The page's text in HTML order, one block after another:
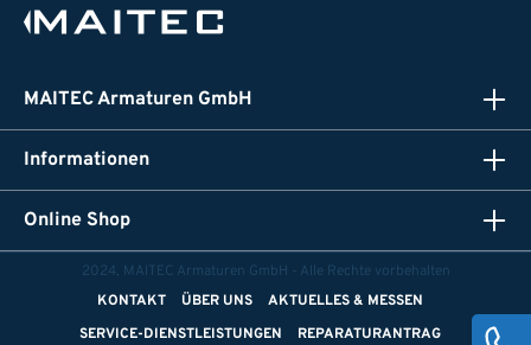
MAITEC Armaturen GmbH
Informationen
Online Shop
2024, MAITEC Armaturen GmbH - Alle Rechte vorbehalten
KONTAKT
ÜBER UNS
AKTUELLES & MESSEN
SERVICE-DIENSTLEISTUNGEN
REPARATURANTRAG